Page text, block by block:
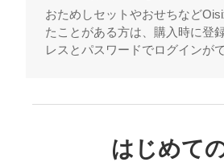
おためしセットやおせちなど
たことがある方は、購入時に登
レスとパスワードでログインが
はじめて